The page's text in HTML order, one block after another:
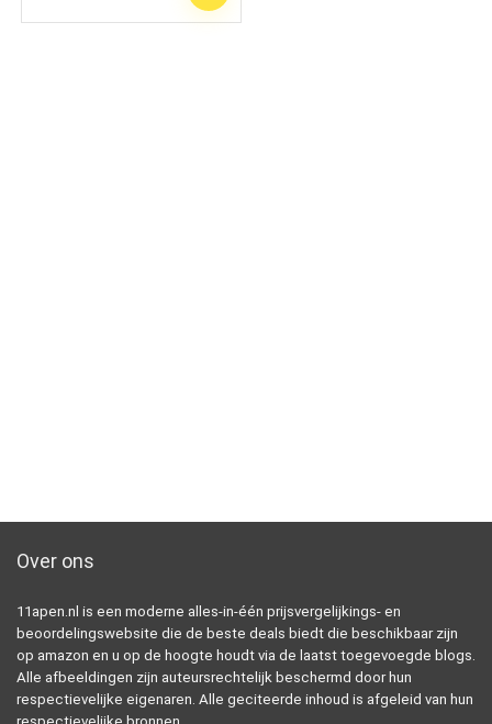
Over ons
11apen.nl is een moderne alles-in-één prijsvergelijkings- en
beoordelingswebsite die de beste deals biedt die beschikbaar zijn
op amazon en u op de hoogte houdt via de laatst toegevoegde blogs.
Alle afbeeldingen zijn auteursrechtelijk beschermd door hun
respectievelijke eigenaren. Alle geciteerde inhoud is afgeleid van hun